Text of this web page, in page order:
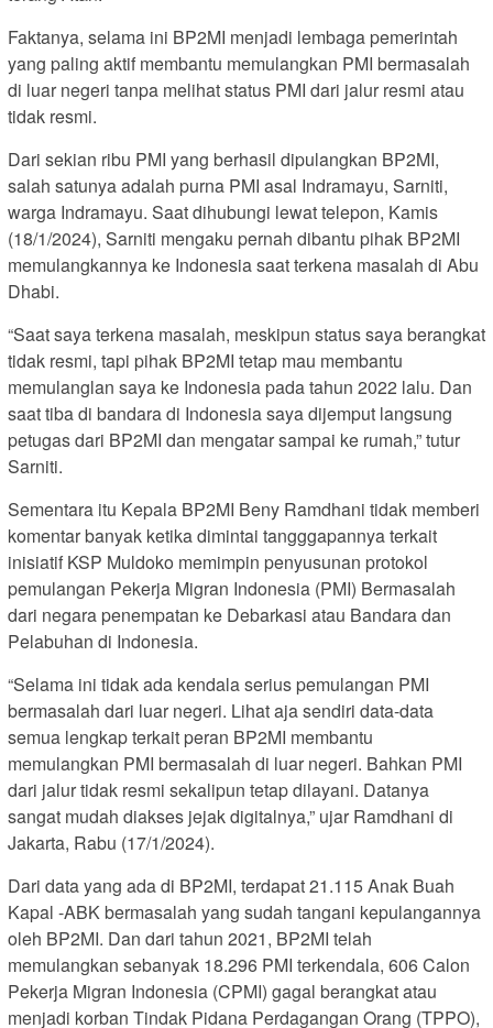
Faktanya, selama ini BP2MI menjadi lembaga pemerintah
yang paling aktif membantu memulangkan PMI bermasalah
di luar negeri tanpa melihat status PMI dari jalur resmi atau
tidak resmi.
Dari sekian ribu PMI yang berhasil dipulangkan BP2MI,
salah satunya adalah purna PMI asal Indramayu, Sarniti,
warga Indramayu. Saat dihubungi lewat telepon, Kamis
(18/1/2024), Sarniti mengaku pernah dibantu pihak BP2MI
memulangkannya ke Indonesia saat terkena masalah di Abu
Dhabi.
“Saat saya terkena masalah, meskipun status saya berangkat
tidak resmi, tapi pihak BP2MI tetap mau membantu
memulanglan saya ke Indonesia pada tahun 2022 lalu. Dan
saat tiba di bandara di Indonesia saya dijemput langsung
petugas dari BP2MI dan mengatar sampai ke rumah,” tutur
Sarniti.
Sementara itu Kepala BP2MI Beny Ramdhani tidak memberi
komentar banyak ketika dimintai tangggapannya terkait
inisiatif KSP Muldoko memimpin penyusunan protokol
pemulangan Pekerja Migran Indonesia (PMI) Bermasalah
dari negara penempatan ke Debarkasi atau Bandara dan
Pelabuhan di Indonesia.
“Selama ini tidak ada kendala serius pemulangan PMI
bermasalah dari luar negeri. Lihat aja sendiri data-data
semua lengkap terkait peran BP2MI membantu
memulangkan PMI bermasalah di luar negeri. Bahkan PMI
dari jalur tidak resmi sekalipun tetap dilayani. Datanya
sangat mudah diakses jejak digitalnya,” ujar Ramdhani di
Jakarta, Rabu (17/1/2024).
Dari data yang ada di BP2MI, terdapat 21.115 Anak Buah
Kapal -ABK bermasalah yang sudah tangani kepulangannya
oleh BP2MI. Dan dari tahun 2021, BP2MI telah
memulangkan sebanyak 18.296 PMI terkendala, 606 Calon
Pekerja Migran Indonesia (CPMI) gagal berangkat atau
menjadi korban Tindak Pidana Perdagangan Orang (TPPO),